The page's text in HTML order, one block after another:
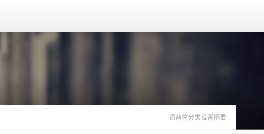
请前往分类设置摘要